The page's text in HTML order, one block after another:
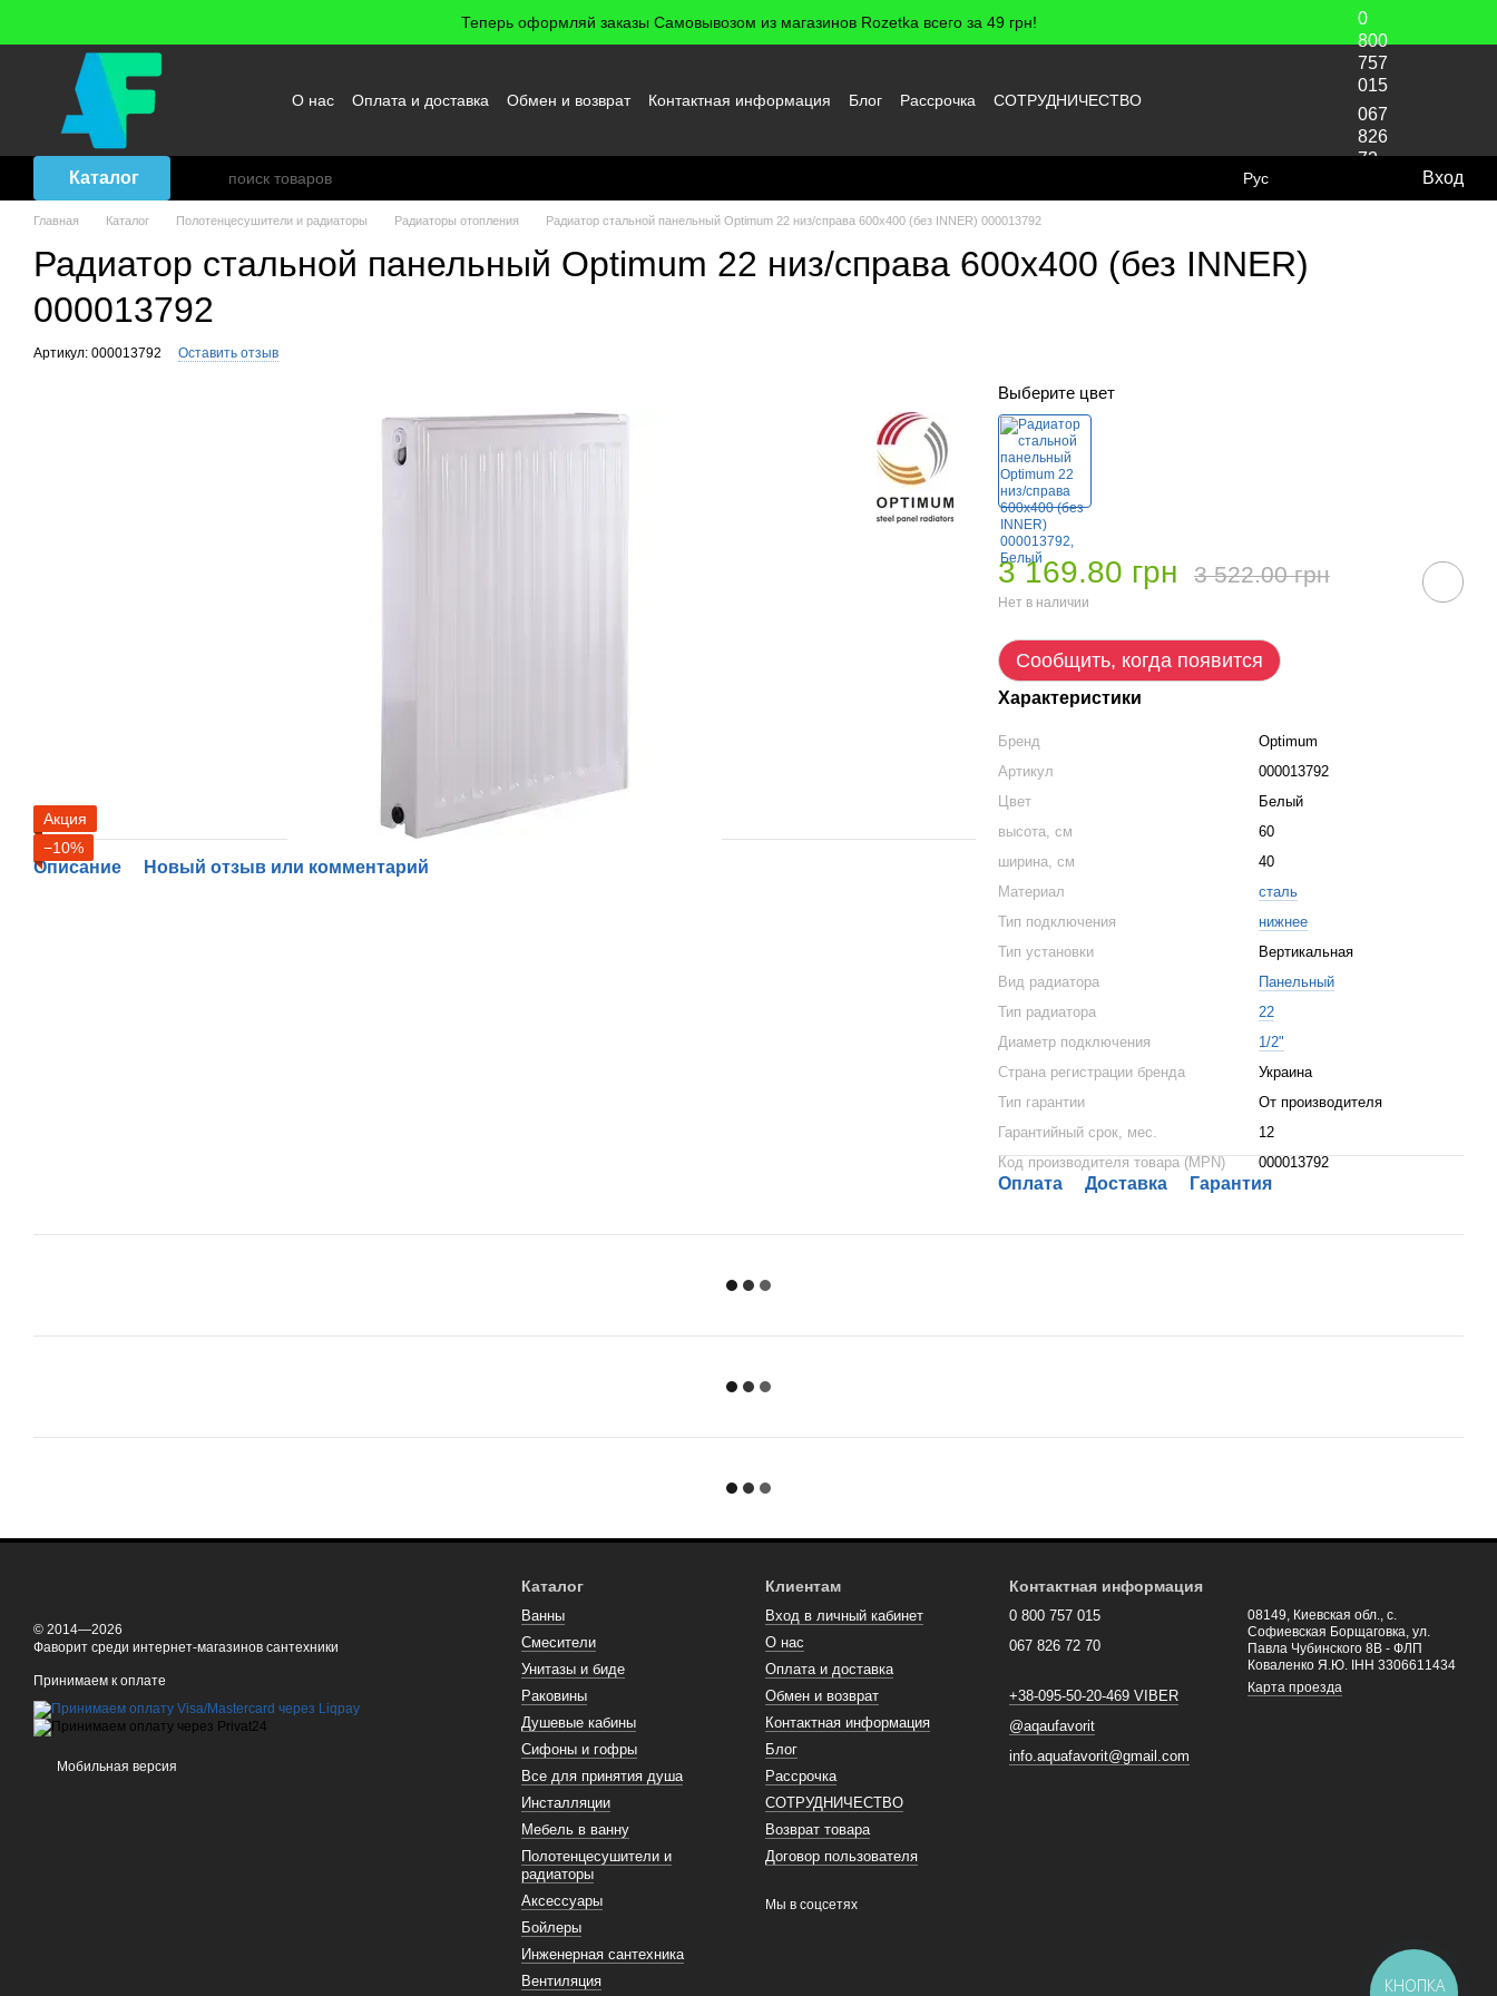
Теперь оформляй заказы Самовывозом из магазинов Rozetka всего за 49 грн!
О нас Оплата и доставка Обмен и возврат Контактная информация Блог Рассрочка
СОТРУДНИЧЕСТВО
0
800
757
015
067
826
72
Каталог Рус Вход
Главная Каталог Полотенцесушители и радиаторы Радиаторы отопления Радиатор стальной панельный Optimum 22 низ/справа 600x400 (без INNER) 000013792
Радиатор стальной панельный Optimum 22 низ/справа 600x400 (без INNER)
000013792
Артикул: 000013792 Оставить отзыв
Акция
−10%
Описание Новый отзыв или комментарий
Выберите цвет
3 169.80 грн 3 522.00 грн
Нет в наличии
Сообщить, когда появится
Характеристики
Бренд
Optimum
Артикул
000013792
Цвет
Белый
высота, см
60
ширина, см
40
Материал
сталь
Тип подключения
нижнее
Тип установки
Вертикальная
Вид радиатора
Панельный
Тип радиатора
22
Диаметр подключения
1/2"
Страна регистрации бренда
Украина
Тип гарантии
От производителя
Гарантийный срок, мес.
12
Код производителя товара (MPN)
000013792
Оплата Доставка Гарантия
© 2014—2026
Фаворит среди интернет-магазинов сантехники
Принимаем к оплате
Мобильная версия
Каталог
Ванны
Смесители
Унитазы и биде
Раковины
Душевые кабины
Сифоны и гофры
Все для принятия душа
Инсталляции
Мебель в ванну
Полотенцесушители и
радиаторы
Аксессуары
Бойлеры
Инженерная сантехника
Вентиляция
Клиентам
Вход в личный кабинет
О нас
Оплата и доставка
Обмен и возврат
Контактная информация
Блог
Рассрочка
СОТРУДНИЧЕСТВО
Возврат товара
Договор пользователя
Мы в соцсетях
Контактная информация
0 800 757 015
067 826 72 70
+38-095-50-20-469 VIBER
@aqaufavorit
info.aquafavorit@gmail.com
08149, Киевская обл., с.
Софиевская Борщаговка, ул.
Павла Чубинского 8В - ФЛП
Коваленко Я.Ю. ІНН 3306611434
Карта проезда
КНОПКА